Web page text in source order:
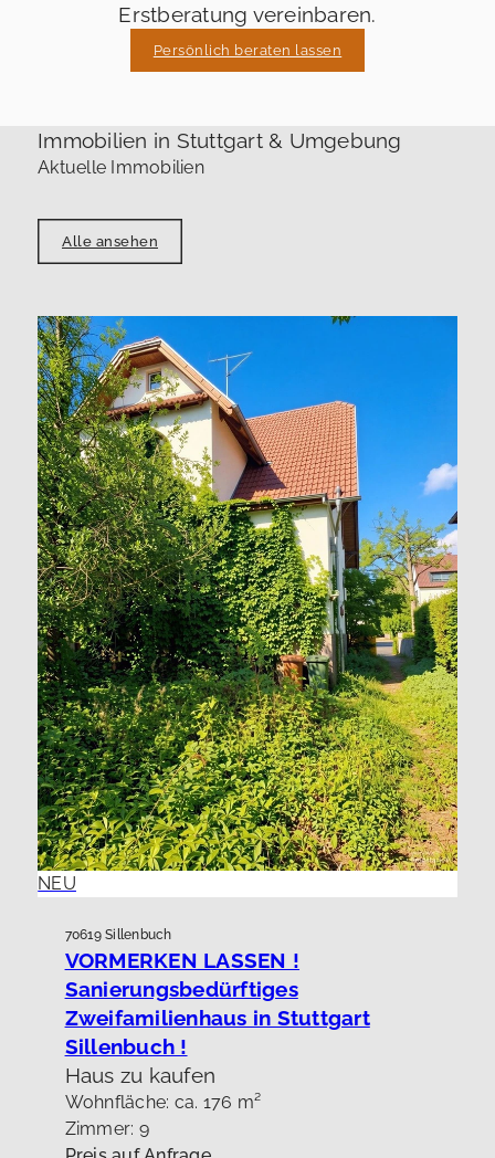
Erstberatung vereinbaren.
Persönlich beraten lassen
Immobilien in Stuttgart & Umgebung
Aktuelle Immobilien
Alle ansehen
NEU
70619 Sillenbuch
VORMERKEN LASSEN !
Sanierungsbedürftiges
Zweifamilienhaus in Stuttgart
Sillenbuch !
Haus zu kaufen
Wohnfläche: ca. 176 m²
Zimmer: 9